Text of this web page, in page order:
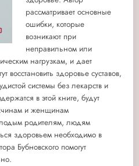
рассматривает основные
ошибки, которые
возникают при
неправильном или
нагрузкам, и дает
восстановить здоровье суставов,
системы без лекарств и
в этой книге, будут
и женщинам
родителям, людям
здоровьем необходимо в
Бубновского помогут